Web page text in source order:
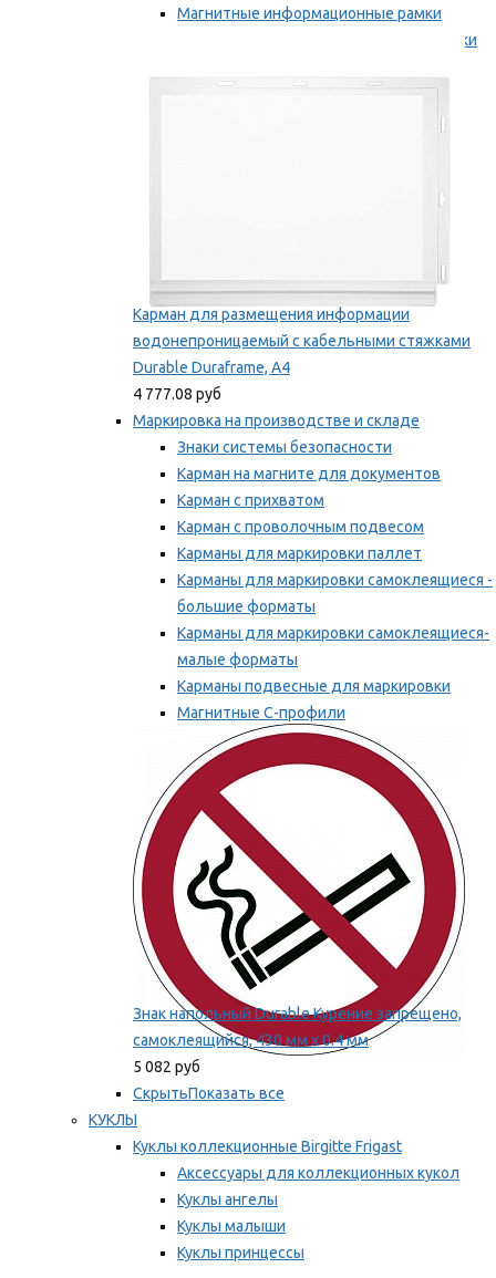
Магнитные информационные рамки
Самоклеящиеся информационные рамки
Карман для размещения информации
водонепроницаемый с кабельными стяжками
Durable Duraframe, А4
4 777.08 руб
Маркировка на производстве и складе
Знаки системы безопасности
Карман на магните для документов
Карман с прихватом
Карман с проволочным подвесом
Карманы для маркировки паллет
Карманы для маркировки самоклеящиеся -
большие форматы
Карманы для маркировки самоклеящиеся-
малые форматы
Карманы подвесные для маркировки
Магнитные С-профили
Напольная маркировка
Мы рекомендуем
Знак напольный Durable Курение запрещено,
самоклеящийся, 430 мм х 0.4 мм
5 082 руб
СкрытьПоказать все
КУКЛЫ
Куклы коллекционные Birgitte Frigast
Аксессуары для коллекционных кукол
Куклы ангелы
Куклы малыши
Куклы принцессы